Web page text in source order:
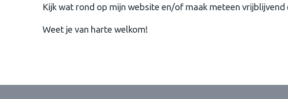
Kijk wat rond op mijn website en/of maak meteen vrijblijvend
Weet je van harte welkom!